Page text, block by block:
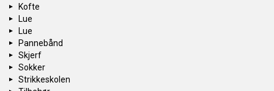
Kofte
Lue
Lue
Pannebånd
Skjerf
Sokker
Strikkeskolen